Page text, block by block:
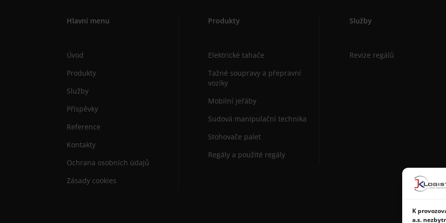
K
a.s.
Hlavní menu
Úvod
Produkty
Služby
Příspěvky
Reference
Kontakty
Ochrana osobních údajů
Zásady cookies
Produkty
Elektrické tahače
Tažné soupravy a přepravní
vozíky
Mobilní jeřáby
Sudová manipulační technika
Stohovače palet
Regály a použité regály
Služby
Revize regálů